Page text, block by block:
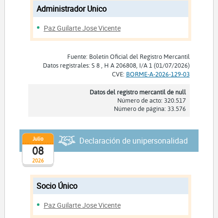
Administrador Unico
Paz Guilarte Jose Vicente
Fuente: Boletín Oficial del Registro Mercantil
Datos registrales: S 8 , H A 206808, I/A 1 (01/07/2026)
CVE: BORME-A-2026-129-03
Datos del registro mercantil de null
Número de acto: 320.517
Número de página: 33.576
2026
Julio
08
Declaración de unipersonalidad
Socio Único
Paz Guilarte Jose Vicente